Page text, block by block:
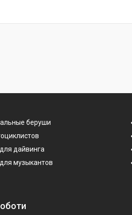
беруши
дайвинга
музыкантов